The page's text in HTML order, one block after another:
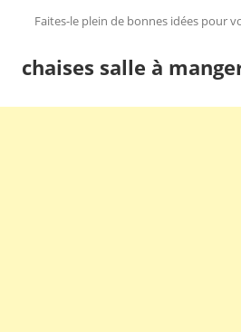
Faites-le plein de bonnes idées pour
chaises salle à